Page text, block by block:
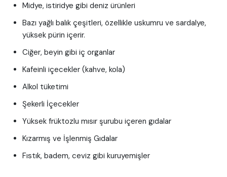
Midye, istiridye gibi deniz ürünleri
Bazı yağlı balık çeşitleri, özellikle uskumru ve sardalye,
yüksek pürin içerir.
Ciğer, beyin gibi iç organlar
Kafeinli içecekler (kahve, kola)
Alkol tüketimi
Şekerli İçecekler
Yüksek früktozlu mısır şurubu içeren gıdalar
Kızarmış ve İşlenmiş Gıdalar
Fıstık, badem, ceviz gibi kuruyemişler